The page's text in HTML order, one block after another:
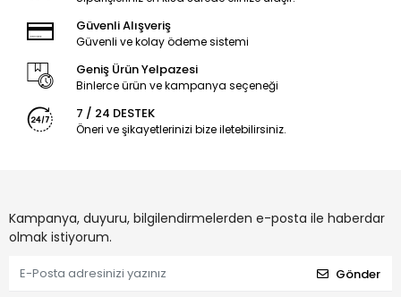
Güvenli Alışveriş
Güvenli ve kolay ödeme sistemi
Geniş Ürün Yelpazesi
Binlerce ürün ve kampanya seçeneği
7 / 24 DESTEK
Öneri ve şikayetlerinizi bize iletebilirsiniz.
Kampanya, duyuru, bilgilendirmelerden e-posta ile haberdar
olmak istiyorum.
Gönder